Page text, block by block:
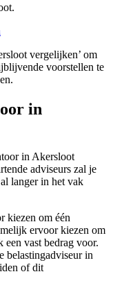
vergelijken’ om
voorstellen te
in
in Akersloot
adviseurs zal je
langer in het vak
kiezen om één
ervoor kiezen om
een vast bedrag voor.
belastingadviseur in
of dit